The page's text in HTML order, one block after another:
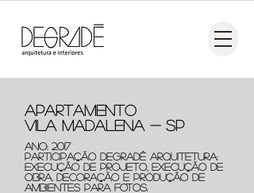
APARTAMENTO
VILA MADALENA - SP
ANO: 2017
PARTICIPAÇÃO DEGRADÊ ARQUITETURA:
EXECUÇÃO DE PROJETO, execução de
obra, DECORAÇÃO E PRODUÇÃO DE
AMBIENTES PARA FOTOS.